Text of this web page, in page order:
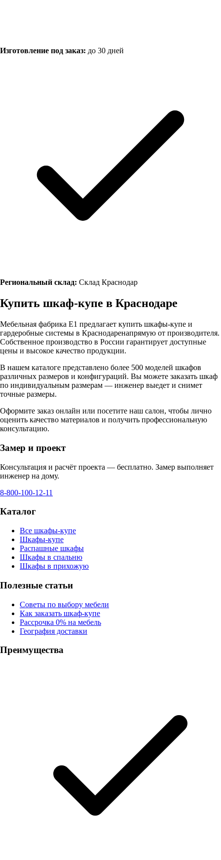
Изготовление под заказ: до 30 дней
Региональный склад: Склад Краснодар
Купить шкаф-купе в Краснодаре
Мебельная фабрика Е1 предлагает купить шкафы-купе и
гардеробные системы в Краснодаренапрямую от производителя.
Собственное производство в России гарантирует доступные
цены и высокое качество продукции.
В нашем каталоге представлено более 500 моделей шкафов
различных размеров и конфигураций. Вы можете заказать шкаф
по индивидуальным размерам — инженер выедет и снимет
точные размеры.
Оформите заказ онлайн или посетите наш салон, чтобы лично
оценить качество материалов и получить профессиональную
консультацию.
Замер и проект
Консультация и расчёт проекта — бесплатно. Замер выполняет
инженер на дому.
8-800-100-12-11
Каталог
Все шкафы-купе
Шкафы-купе
Распашные шкафы
Шкафы в спальню
Шкафы в прихожую
Полезные статьи
Советы по выбору мебели
Как заказать шкаф-купе
Рассрочка 0% на мебель
География доставки
Преимущества